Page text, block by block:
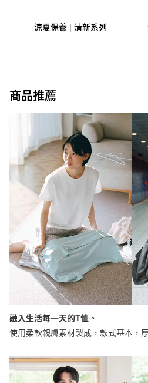
涼夏保養 | 清新系列
商品推薦
融入生活每一天的T恤。
使用柔軟親膚素材製成，款式基本，